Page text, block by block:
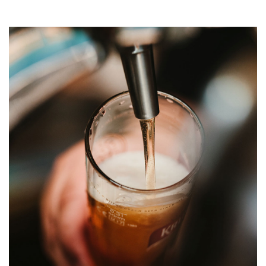
Bier Socke
in Bierdose verpackt
15€
+